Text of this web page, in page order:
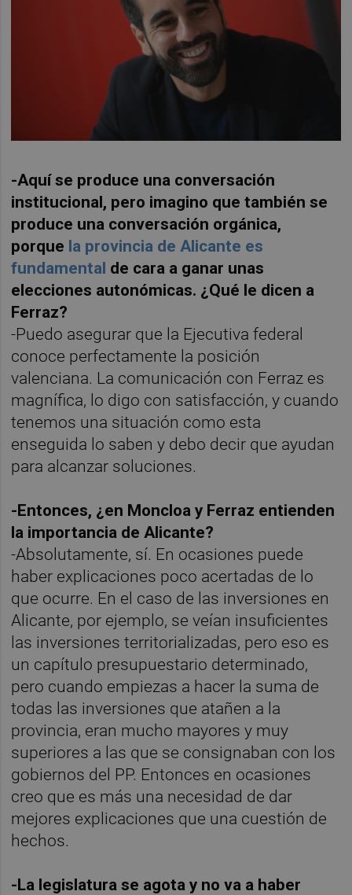
-Aquí se produce una conversación
institucional, pero imagino que también se
produce una conversación orgánica,
porque la provincia de Alicante es
fundamental de cara a ganar unas
elecciones autonómicas. ¿Qué le dicen a
Ferraz?
-Puedo asegurar que la Ejecutiva federal
conoce perfectamente la posición
valenciana. La comunicación con Ferraz es
magnífica, lo digo con satisfacción, y cuando
tenemos una situación como esta
enseguida lo saben y debo decir que ayudan
para alcanzar soluciones.
-Entonces, ¿en Moncloa y Ferraz entienden
la importancia de Alicante?
-Absolutamente, sí. En ocasiones puede
haber explicaciones poco acertadas de lo
que ocurre. En el caso de las inversiones en
Alicante, por ejemplo, se veían insuficientes
las inversiones territorializadas, pero eso es
un capítulo presupuestario determinado,
pero cuando empiezas a hacer la suma de
todas las inversiones que atañen a la
provincia, eran mucho mayores y muy
superiores a las que se consignaban con los
gobiernos del PP. Entonces en ocasiones
creo que es más una necesidad de dar
mejores explicaciones que una cuestión de
hechos.
-La legislatura se agota y no va a haber